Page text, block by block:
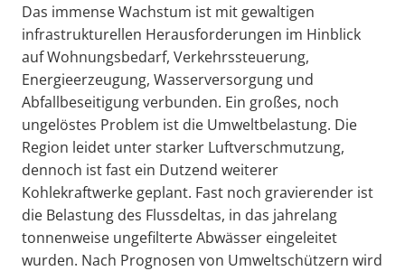
Das immense Wachstum ist mit gewaltigen
infrastrukturellen Herausforderungen im Hinblick
auf Wohnungsbedarf, Verkehrssteuerung,
Energieerzeugung, Wasserversorgung und
Abfallbeseitigung verbunden. Ein großes, noch
ungelöstes Problem ist die Umweltbelastung. Die
Region leidet unter starker Luftverschmutzung,
dennoch ist fast ein Dutzend weiterer
Kohlekraftwerke geplant. Fast noch gravierender ist
die Belastung des Flussdeltas, in das jahrelang
tonnenweise ungefilterte Abwässer eingeleitet
wurden. Nach Prognosen von Umweltschützern wird